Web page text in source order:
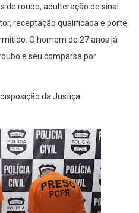
de roubo, adulteração de sinal
receptação qualificada e porte
O homem de 27 anos já
e seu comparsa por
da Justiça.